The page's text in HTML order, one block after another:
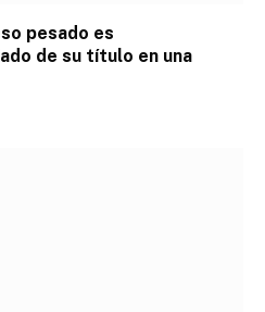
pesado es
de su título en una